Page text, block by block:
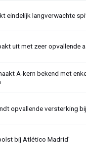
eindelijk langverwachte
uit met zeer opvallende
A-kern bekend met
opvallende versterking
bij Atlético Madrid'